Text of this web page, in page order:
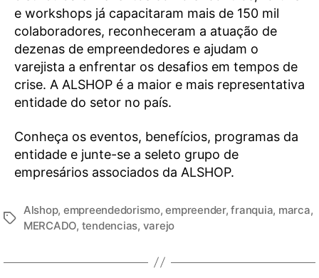
e workshops já capacitaram mais de 150 mil
colaboradores, reconheceram a atuação de
dezenas de empreendedores e ajudam o
varejista a enfrentar os desafios em tempos de
crise. A ALSHOP é a maior e mais representativa
entidade do setor no país.
Conheça os eventos, benefícios, programas da
entidade e junte-se a seleto grupo de
empresários associados da ALSHOP.
Alshop, empreendedorismo,empreender,franquia, marca,
MERCADO, tendencias, varejo